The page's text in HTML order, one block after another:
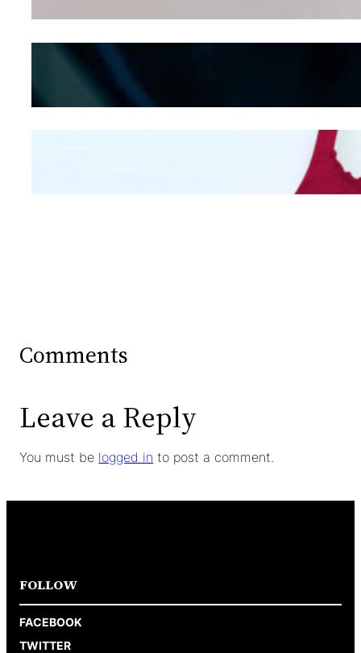
Kepribadian
Mengintip Kepribadian
Wanita Dari Warna Bra
Comments
Leave a Reply
You must be logged in to post a comment.
FOLLOW
FACEBOOK
TWITTER